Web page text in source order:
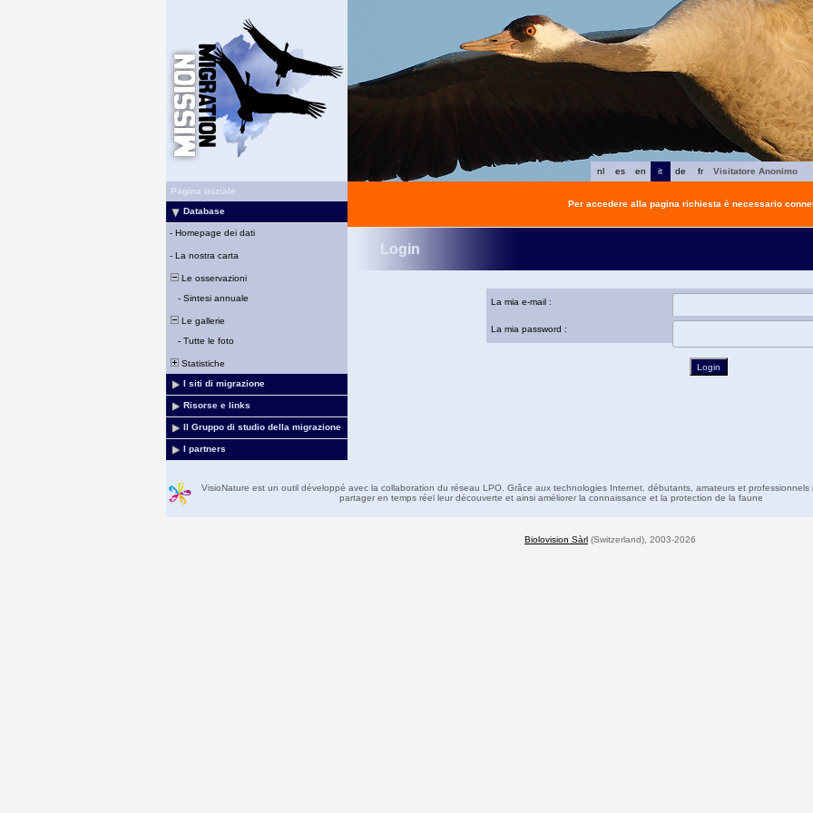
fr
de
it
en
es
nl
Visitatore Anonimo
Pagina iniziale
Database
- Homepage dei dati
- La nostra carta
Le osservazioni
- Sintesi annuale
Le gallerie
- Tutte le foto
Statistiche
I siti di migrazione
Risorse e links
Il Gruppo di studio della migrazione
I partners
Per accedere alla pagina richiesta è necessario
Login
La mia e-mail :
La mia password :
VisioNature est un outil développé avec la collaboration du réseau LPO. Grâce aux technologies Internet, débutants, amateurs et professionnels
partager en temps réel leur découverte et ainsi améliorer la connaissance et la protection de la faune
Biolovision Sàrl (Switzerland), 2003-2026